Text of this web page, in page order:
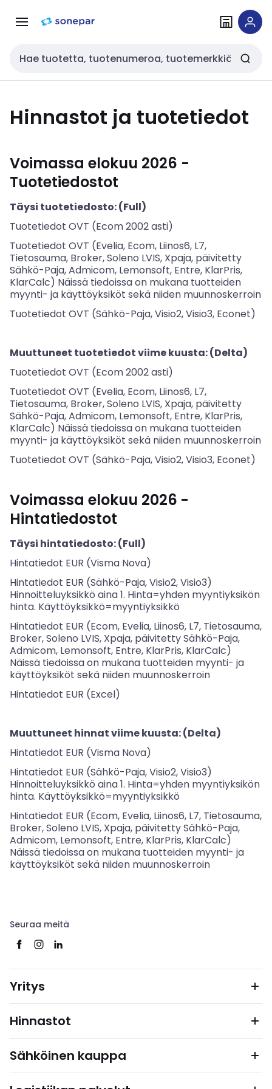
navigointiinsisältöön
Haku
Hinnastot ja tuotetiedot
Voimassa elokuu 2026 -
Tuotetiedostot
Täysi tuotetiedosto: (Full)
Tuotetiedot OVT (Ecom 2002 asti)
Tuotetiedot OVT (Evelia, Ecom, Liinos6, L7,
Tietosauma, Broker, Soleno LVIS, Xpaja, päivitetty
Sähkö-Paja, Admicom, Lemonsoft, Entre, KlarPris,
KlarCalc) Näissä tiedoissa on mukana tuotteiden
myynti- ja käyttöyksiköt sekä niiden muunnoskerroin
Tuotetiedot OVT (Sähkö-Paja, Visio2, Visio3, Econet)
Muuttuneet tuotetiedot viime kuusta: (Delta)
Tuotetiedot OVT (Ecom 2002 asti)
Tuotetiedot OVT (Evelia, Ecom, Liinos6, L7,
Tietosauma, Broker, Soleno LVIS, Xpaja, päivitetty
Sähkö-Paja, Admicom, Lemonsoft, Entre, KlarPris,
KlarCalc) Näissä tiedoissa on mukana tuotteiden
myynti- ja käyttöyksiköt sekä niiden muunnoskerroin
Tuotetiedot OVT (Sähkö-Paja, Visio2, Visio3, Econet)
Voimassa elokuu 2026 -
Hintatiedostot
Täysi hintatiedosto: (Full)
Hintatiedot EUR (Visma Nova)
Hintatiedot EUR (Sähkö-Paja, Visio2, Visio3)
Hinnoitteluyksikkö aina 1. Hinta=yhden myyntiyksikön
hinta. Käyttöyksikkö=myyntiyksikkö
Hintatiedot EUR (Ecom, Evelia, Liinos6, L7, Tietosauma,
Broker, Soleno LVIS, Xpaja, päivitetty Sähkö-Paja,
Admicom, Lemonsoft, Entre, KlarPris, KlarCalc)
Näissä tiedoissa on mukana tuotteiden myynti- ja
käyttöyksiköt sekä niiden muunnoskerroin
Hintatiedot EUR (Excel)
Muuttuneet hinnat viime kuusta: (Delta)
Hintatiedot EUR (Visma Nova)
Hintatiedot EUR (Sähkö-Paja, Visio2, Visio3)
Hinnoitteluyksikkö aina 1. Hinta=yhden myyntiyksikön
hinta. Käyttöyksikkö=myyntiyksikkö
Hintatiedot EUR (Ecom, Evelia, Liinos6, L7, Tietosauma,
Broker, Soleno LVIS, Xpaja, päivitetty Sähkö-Paja,
Admicom, Lemonsoft, Entre, KlarPris, KlarCalc)
Näissä tiedoissa on mukana tuotteiden myynti- ja
käyttöyksiköt sekä niiden muunnoskerroin
Seuraa meitä
Yritys
Hinnastot
Sähköinen kauppa